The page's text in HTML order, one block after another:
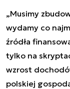
„Musimy
wydamy co
źródła
tylko na
wzrost
polskiej